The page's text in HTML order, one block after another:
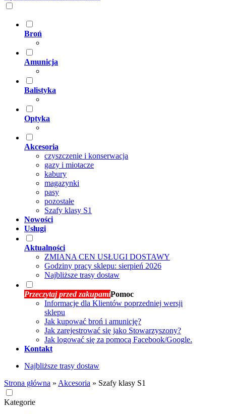
Broń
Amunicja
Balistyka
Optyka
Akcesoria
czyszczenie i konserwacja
gazy i miotacze
kabury
magazynki
pasy
pozostałe
Szafy klasy S1
Nowości
Usługi
Aktualności
ZMIANA CEN USŁUGI DOSTAWY
Godziny pracy sklepu: sierpień 2026
Najbliższe trasy dostaw
Przeczytaj przed zakupamiPomoc
Informacje dla Klientów poprzedniej wersji
sklepu
Jak kupować broń i amunicję?
Jak zarejestrować się jako Stowarzyszony?
Jak logować się za pomocą Facebook/Google.
Kontakt
Najbliższe trasy dostaw
Strona główna » Akcesoria » Szafy klasy S1
Kategorie